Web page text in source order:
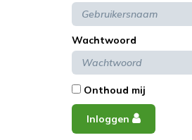
Wachtwoord
Onthoud mij
Inloggen